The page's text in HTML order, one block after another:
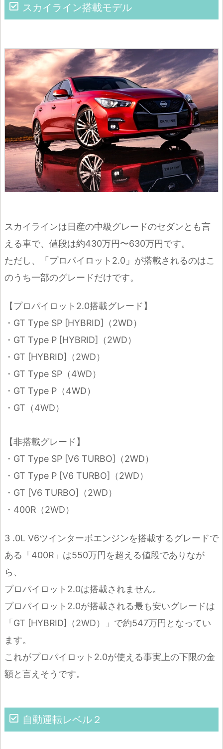
スカイライン搭載モデル
スカイラインは日産の中級グレードのセダンとも言
える車で、値段は約430万円〜630万円です。
ただし、「プロパイロット2.0」が搭載されるのはこ
のうち一部のグレードだけです。
【プロパイロット2.0搭載グレード】
・GT Type SP [HYBRID]（2WD）
・GT Type P [HYBRID]（2WD）
・GT [HYBRID]（2WD）
・GT Type SP（4WD）
・GT Type P（4WD）
・GT（4WD）
【非搭載グレード】
・GT Type SP [V6 TURBO]（2WD）
・GT Type P [V6 TURBO]（2WD）
・GT [V6 TURBO]（2WD）
・400R（2WD）
3 .0L V6ツインターボエンジンを搭載するグレードで
ある「400R」は550万円を超える値段でありなが
ら、
プロパイロット2.0は搭載されません。
プロパイロット2.0が搭載される最も安いグレードは
「GT [HYBRID]（2WD）」で約547万円となってい
ます。
これがプロパイロット2.0が使える事実上の下限の金
額と言えそうです。
自動運転レベル２